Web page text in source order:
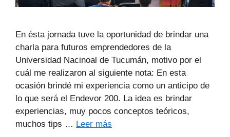
En ésta jornada tuve la oportunidad de brindar una
charla para futuros emprendedores de la
Universidad Nacinoal de Tucumán, motivo por el
cuál me realizaron al siguiente nota: En esta
ocasión brindé mi experiencia como un anticipo de
lo que será el Endevor 200. La idea es brindar
experiencias, muy pocos conceptos teóricos,
muchos tips … Leer más